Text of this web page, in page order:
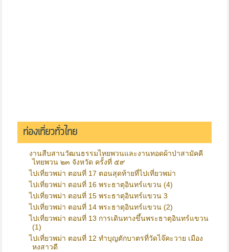
ท่องเที่ยวทั่วไทย
งานสืบสานวัฒนธรรมไทยพวนและงานทอดผ้าป่าสามัคคี
ไทยพวน ๒๓ จังหวัด ครั้งที่ ๕๙
ไปเที่ยวพม่า ตอนที่ 17 ตอนสุดท้ายที่ไปเที่ยวพม่า
ไปเที่ยวพม่า ตอนที่ 16 พระธาตุอินทร์แขวน (4)
ไปเที่ยวพม่า ตอนที่ 15 พระธาตุอินทร์แขวน 3
ไปเที่ยวพม่า ตอนที่ 14 พระธาตุอินทร์แขวน (2)
ไปเที่ยวพม่า ตอนที่ 13 การเดินทางขึ้นพระธาตุอินทร์แขวน
(1)
ไปเที่ยวพม่า ตอนที่ 12 ทำบุญตักบาตรที่วัดไจ๊คะวาย เมือง
หงสาวดี